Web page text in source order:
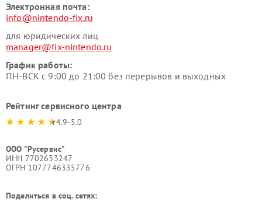
Электронная почта:
info@nintendo-fix.ru
для юридических лиц
manager@fix-nintendo.ru
График работы:
ПН-ВСК с 9:00 до 21:00 без перерывов и выходных
Рейтинг сервисного центра
4.9-5.0
ООО "Русервис"
ИНН 7702633247
ОГРН 1077746335776
Поделиться в соц. сетях: